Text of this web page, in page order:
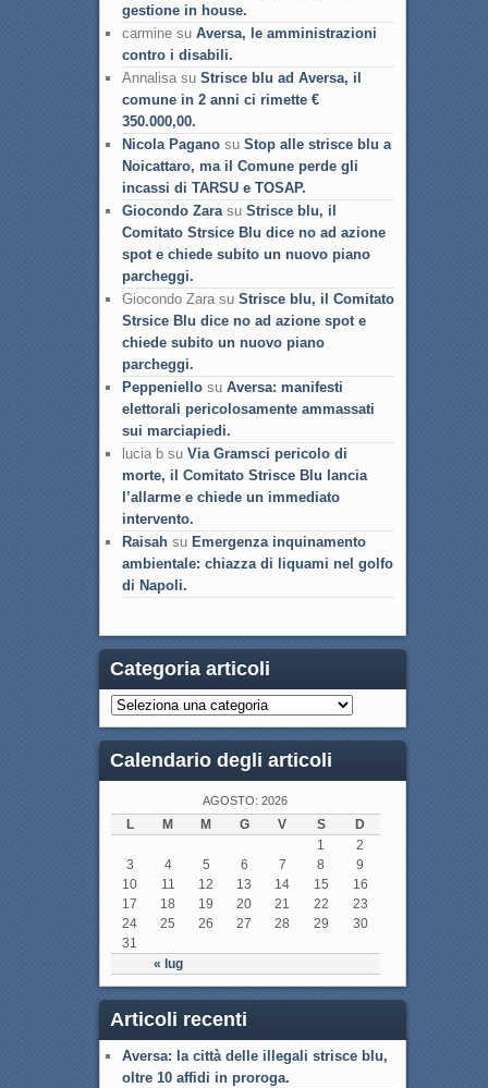
gestione in house.
carmine su Aversa, le amministrazioni
contro i disabili.
Annalisa su Strisce blu ad Aversa, il
comune in 2 anni ci rimette €
350.000,00.
Nicola Paganosu Stop alle strisce blu a
Noicattaro, ma il Comune perde gli
incassi di TARSU e TOSAP.
Giocondo Zarasu Strisce blu, il
Comitato Strsice Blu dice no ad azione
spot e chiede subito un nuovo piano
parcheggi.
Giocondo Zara su Strisce blu, il Comitato
Strsice Blu dice no ad azione spot e
chiede subito un nuovo piano
parcheggi.
Peppeniellosu Aversa: manifesti
elettorali pericolosamente ammassati
sui marciapiedi.
lucia b su Via Gramsci pericolo di
morte, il Comitato Strisce Blu lancia
l’allarme e chiede un immediato
intervento.
Raisahsu Emergenza inquinamento
ambientale: chiazza di liquami nel golfo
di Napoli.
Categoria articoli
Calendario degli articoli
AGOSTO: 2026
L M M G V S D
« lug
1
2
3
4 5 6 7 8
9
10
11 12 13 14 15
16
17
18 19 20 21 22
23
24
25 26 27 28 29
30
31
Articoli recenti
Aversa: la città delle illegali strisce blu,
oltre 10 affidi in proroga.